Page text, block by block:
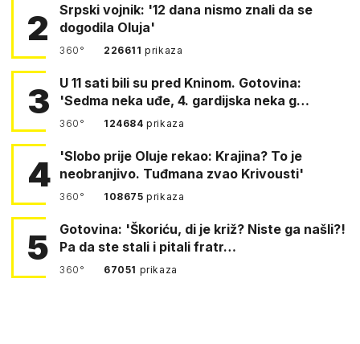
2
Srpski vojnik: '12 dana nismo znali da se
dogodila Oluja'
360° 226611prikaza
3
U 11 sati bili su pred Kninom. Gotovina:
'Sedma neka uđe, 4. gardijska neka g…
360° 124684prikaza
4
'Slobo prije Oluje rekao: Krajina? To je
neobranjivo. Tuđmana zvao Krivousti'
360° 108675prikaza
5
Gotovina: 'Škoriću, di je križ? Niste ga našli?!
Pa da ste stali i pitali fratr…
360° 67051 prikaza